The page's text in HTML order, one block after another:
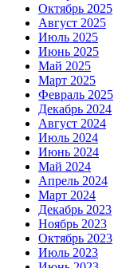
Октябрь 2025
Август 2025
Июль 2025
Июнь 2025
Май 2025
Март 2025
Февраль 2025
Декабрь 2024
Август 2024
Июль 2024
Июнь 2024
Май 2024
Апрель 2024
Март 2024
Декабрь 2023
Ноябрь 2023
Октябрь 2023
Июль 2023